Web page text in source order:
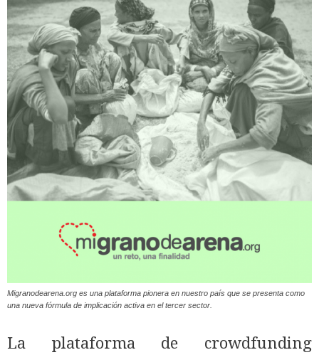
Migranodearena.org es una plataforma pionera en nuestro país que se presenta como
una nueva fórmula de implicación activa en el tercer sector.
La plataforma de crowdfunding